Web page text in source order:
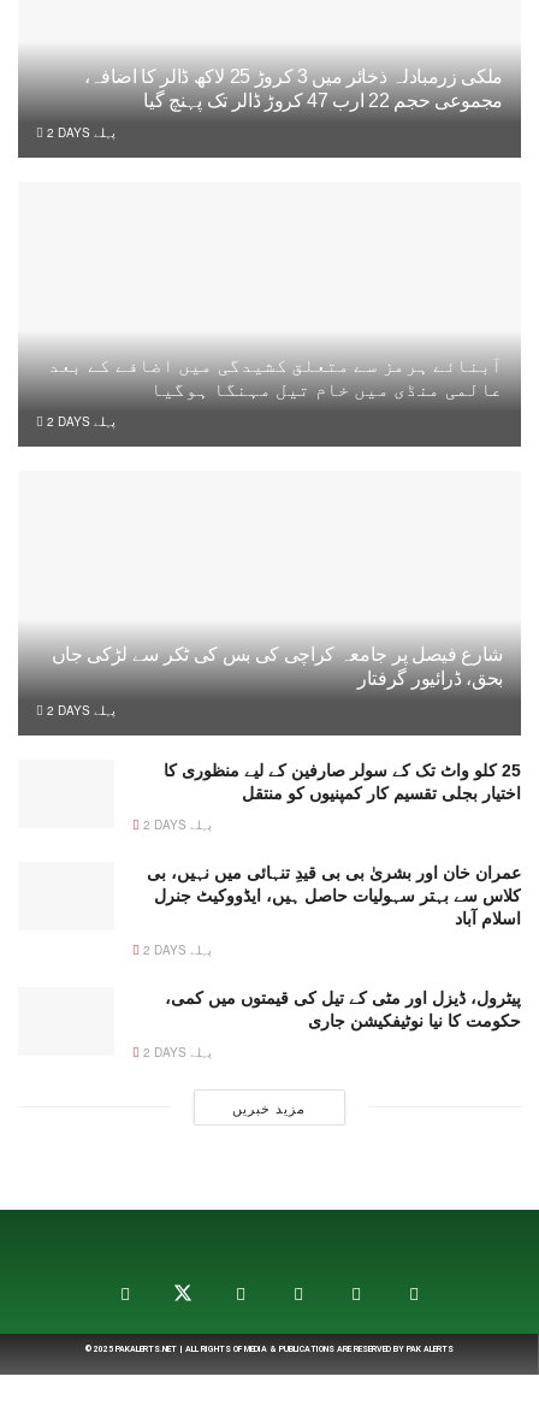
ملکی زرمبادلہ ذخائر میں 3 کروڑ 25 لاکھ ڈالر کا اضافہ،
مجموعی حجم 22 ارب 47 کروڑ ڈالر تک پہنچ گیا
2 DAYS پہلے
آبنائے ہرمز سے متعلق کشیدگی میں اضافے کے بعد
عالمی منڈی میں خام تیل مہنگا ہوگیا
2 DAYS پہلے
شارع فیصل پر جامعہ کراچی کی بس کی ٹکر سے لڑکی جاں
بحق، ڈرائیور گرفتار
2 DAYS پہلے
25 کلو واٹ تک کے سولر صارفین کے لیے منظوری کا
اختیار بجلی تقسیم کار کمپنیوں کو منتقل
2 DAYS پہلے
عمران خان اور بشریٰ بی بی قیدِ تنہائی میں نہیں، بی
کلاس سے بہتر سہولیات حاصل ہیں، ایڈووکیٹ جنرل
اسلام آباد
2 DAYS پہلے
پیٹرول، ڈیزل اور مٹی کے تیل کی قیمتوں میں کمی،
حکومت کا نیا نوٹیفکیشن جاری
2 DAYS پہلے
مزید خبریں
© 2025 PAKALERTS.NET| ALL RIGHTS OF MEDIA & PUBLICATIONS ARE RESERVED BY PAK ALERTS